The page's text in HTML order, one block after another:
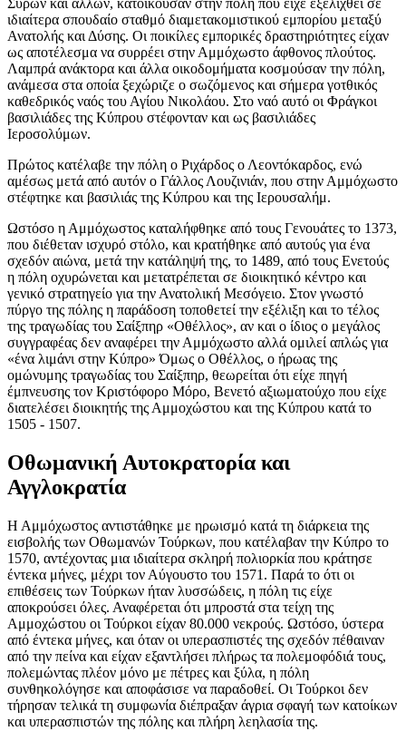
Σύρων και άλλων, κατοικούσαν στην πόλη που είχε εξελιχθεί σε
ιδιαίτερα σπουδαίο σταθμό διαμετακομιστικού εμπορίου μεταξύ
Ανατολής και Δύσης. Οι ποικίλες εμπορικές δραστηριότητες είχαν
ως αποτέλεσμα να συρρέει στην Αμμόχωστο άφθονος πλούτος.
Λαμπρά ανάκτορα και άλλα οικοδομήματα κοσμούσαν την πόλη,
ανάμεσα στα οποία ξεχώριζε ο σωζόμενος και σήμερα γοτθικός
καθεδρικός ναός του Αγίου Νικολάου. Στο ναό αυτό οι Φράγκοι
βασιλιάδες της Κύπρου στέφονταν και ως βασιλιάδες
Ιεροσολύμων.
Πρώτος κατέλαβε την πόλη ο Ριχάρδος ο Λεοντόκαρδος, ενώ
αμέσως μετά από αυτόν ο Γάλλος Λουζινιάν, που στην Αμμόχωστο
στέφτηκε και βασιλιάς της Κύπρου και της Ιερουσαλήμ.
Ωστόσο η Αμμόχωστος καταλήφθηκε από τους Γενουάτες το 1373,
που διέθεταν ισχυρό στόλο, και κρατήθηκε από αυτούς για ένα
σχεδόν αιώνα, μετά την κατάληψή της, το 1489, από τους Ενετούς
η πόλη οχυρώνεται και μετατρέπεται σε διοικητικό κέντρο και
γενικό στρατηγείο για την Ανατολική Μεσόγειο. Στον γνωστό
πύργο της πόλης η παράδοση τοποθετεί την εξέλιξη και το τέλος
της τραγωδίας του Σαίξπηρ «Οθέλλος», αν και ο ίδιος ο μεγάλος
συγγραφέας δεν αναφέρει την Αμμόχωστο αλλά ομιλεί απλώς για
«ένα λιμάνι στην Κύπρο» Όμως ο Οθέλλος, ο ήρωας της
ομώνυμης τραγωδίας του Σαίξπηρ, θεωρείται ότι είχε πηγή
έμπνευσης τον Κριστόφορο Μόρο, Βενετό αξιωματούχο που είχε
διατελέσει διοικητής της Αμμοχώστου και της Κύπρου κατά το
1505 - 1507.
Οθωμανική Αυτοκρατορία και
Αγγλοκρατία
Η Αμμόχωστος αντιστάθηκε με ηρωισμό κατά τη διάρκεια της
εισβολής των Οθωμανών Τούρκων, που κατέλαβαν την Κύπρο το
1570, αντέχοντας μια ιδιαίτερα σκληρή πολιορκία που κράτησε
έντεκα μήνες, μέχρι τον Αύγουστο του 1571. Παρά το ότι οι
επιθέσεις των Τούρκων ήταν λυσσώδεις, η πόλη τις είχε
αποκρούσει όλες. Αναφέρεται ότι μπροστά στα τείχη της
Αμμοχώστου οι Τούρκοι είχαν 80.000 νεκρούς. Ωστόσο, ύστερα
από έντεκα μήνες, και όταν οι υπερασπιστές της σχεδόν πέθαιναν
από την πείνα και είχαν εξαντλήσει πλήρως τα πολεμοφόδιά τους,
πολεμώντας πλέον μόνο με πέτρες και ξύλα, η πόλη
συνθηκολόγησε και αποφάσισε να παραδοθεί. Οι Τούρκοι δεν
τήρησαν τελικά τη συμφωνία διέπραξαν άγρια σφαγή των κατοίκων
και υπερασπιστών της πόλης και πλήρη λεηλασία της.